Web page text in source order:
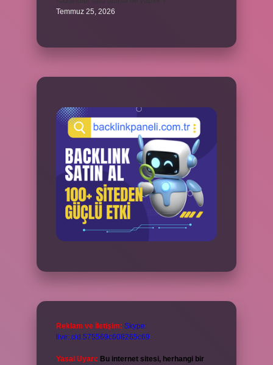
Temmuz 25, 2026
Reklam ve İletişim: Skype:
live:.cid.575569c608265c69
Yasal Uyarı: Bu internet sitesi, herhangi bir